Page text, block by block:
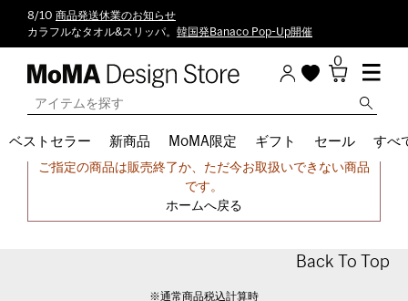
8/10 商品発送休業のお知らせ
カラフルなタオル&スリッパ。 韓国発Banaco Pop-Up開催
0
ベストセラー 新商品 MoMA限定 ギフト セール すべ
申し訳ございません。
ご指定の商品は販売終了か、ただ今お取扱いできない商品
です。
ホームへ戻る
Back To Top
※通常商品税込計算時